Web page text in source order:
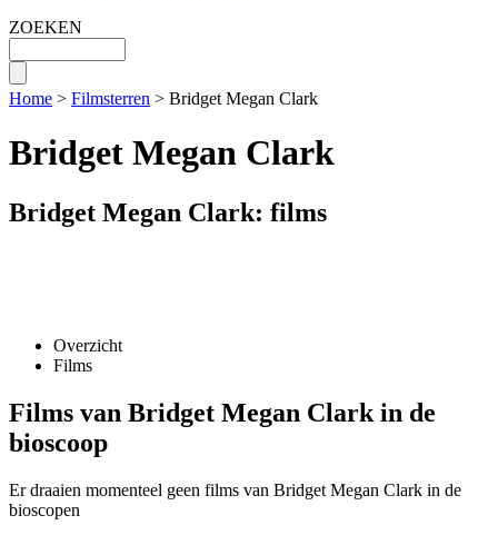
ZOEKEN
Home > Filmsterren > Bridget Megan Clark
Bridget Megan Clark
Bridget Megan Clark: films
Overzicht
Films
Films van Bridget Megan Clark in de
bioscoop
Er draaien momenteel geen films van Bridget Megan Clark in de
bioscopen